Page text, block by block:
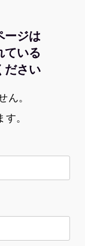
ージは
ている
ださい
ん。
。